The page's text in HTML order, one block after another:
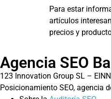
Para estar
artículos
precios y
Agencia SEO
123 Innovation Group SL –
Posicionamiento SEO, agencia